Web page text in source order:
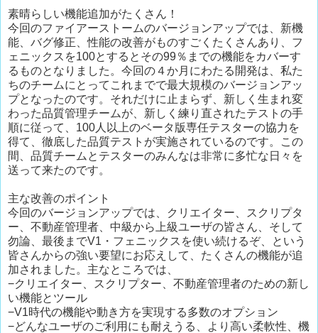
素晴らしい機能追加がたくさん！
今回のファイアーストームのバージョンアップでは、新機
能、バグ修正、性能の改善がものすごくたくさんあり、フ
ェニックスを100とするとその99％までの機能をカバーす
るものとなりました。今回の４か月にわたる開発は、私た
ちのチームにとってこれまでで最大規模のバージョンアッ
プとなったのです。それだけに止まらず、新しく生まれ変
わった品質管理チームが、新しく練り直されたテストの手
順に従って、100人以上のベータ版専任テスターの協力を
得て、徹底した品質テストが実施されているのです。この
間、品質チームとテスターのみんなは非常に多忙な日々を
送って来たのです。
主な改善のポイント
今回のバージョンアップでは、クリエイター、スクリプタ
ー、不動産管理者、中級から上級ユーザの皆さん、そして
勿論、最後までV1・フェニックスを使い続けるぞ、という
皆さんからの強い要望にお応えして、たくさんの機能が追
加されました。主なところでは、
−クリエイター、スクリプター、不動産管理者のための新し
い機能とツール
−V1時代の機能や動き方を実現する多数のオプション
−どんなユーザのご利用にも耐えうる、より高い柔軟性、機